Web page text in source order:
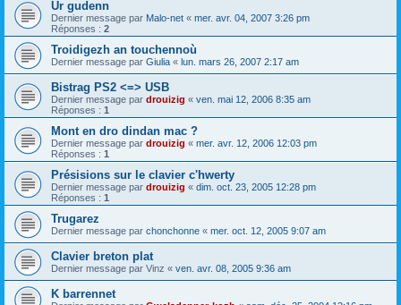
Ur gudenn
Dernier message par Malo-net « mer. avr. 04, 2007 3:26 pm
Réponses : 2
Troidigezh an touchennoù
Dernier message par Giulia « lun. mars 26, 2007 2:17 am
Bistrag PS2 <=> USB
Dernier message par drouizig « ven. mai 12, 2006 8:35 am
Réponses : 1
Mont en dro dindan mac ?
Dernier message par drouizig « mer. avr. 12, 2006 12:03 pm
Réponses : 1
Présisions sur le clavier c'hwerty
Dernier message par drouizig « dim. oct. 23, 2005 12:28 pm
Réponses : 1
Trugarez
Dernier message par chonchonne « mer. oct. 12, 2005 9:07 am
Clavier breton plat
Dernier message par Vinz « ven. avr. 08, 2005 9:36 am
K barrennet